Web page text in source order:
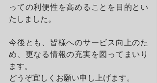
っての利便性を高めることを目的とい
たしました。
今後とも、皆様へのサービス向上のた
め、更なる情報の充実を図ってまいり
ます。
どうぞ宜しくお願い申し上げます。